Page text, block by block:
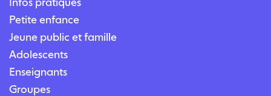
Petite enfance
Jeune public et famille
Adolescents
Enseignants
Groupes